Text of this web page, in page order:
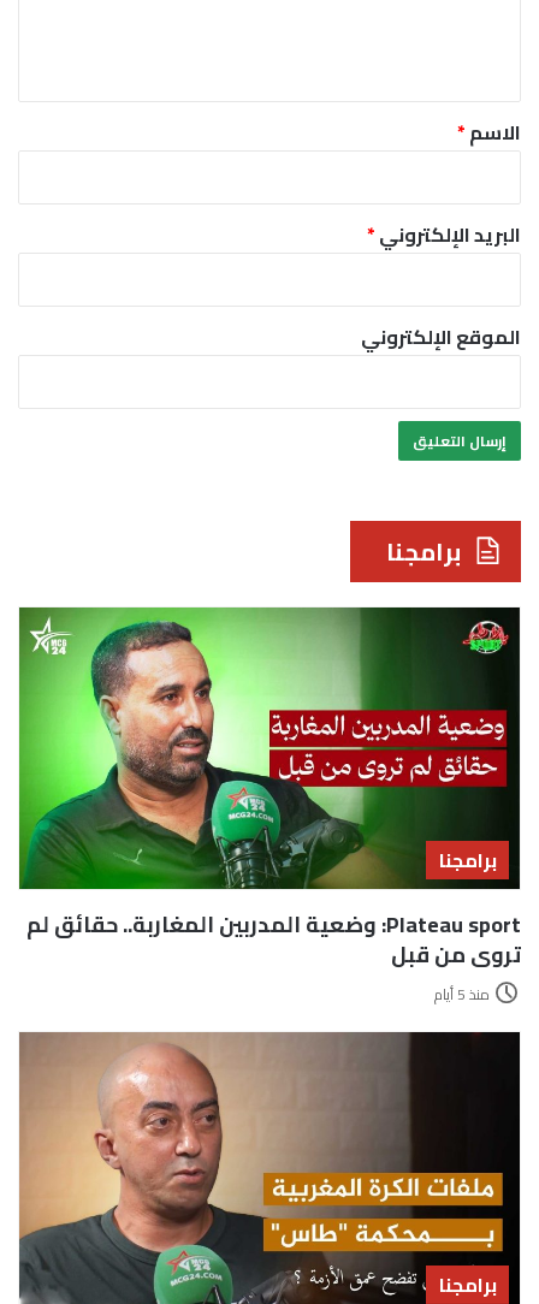
*
الاسم*
البريد الإلكتروني*
الموقع الإلكتروني
برامجنا
برامجنا
Plateau sport: وضعية المدربين المغاربة.. حقائق لم
تروى من قبل
منذ 5 أيام
برامجنا